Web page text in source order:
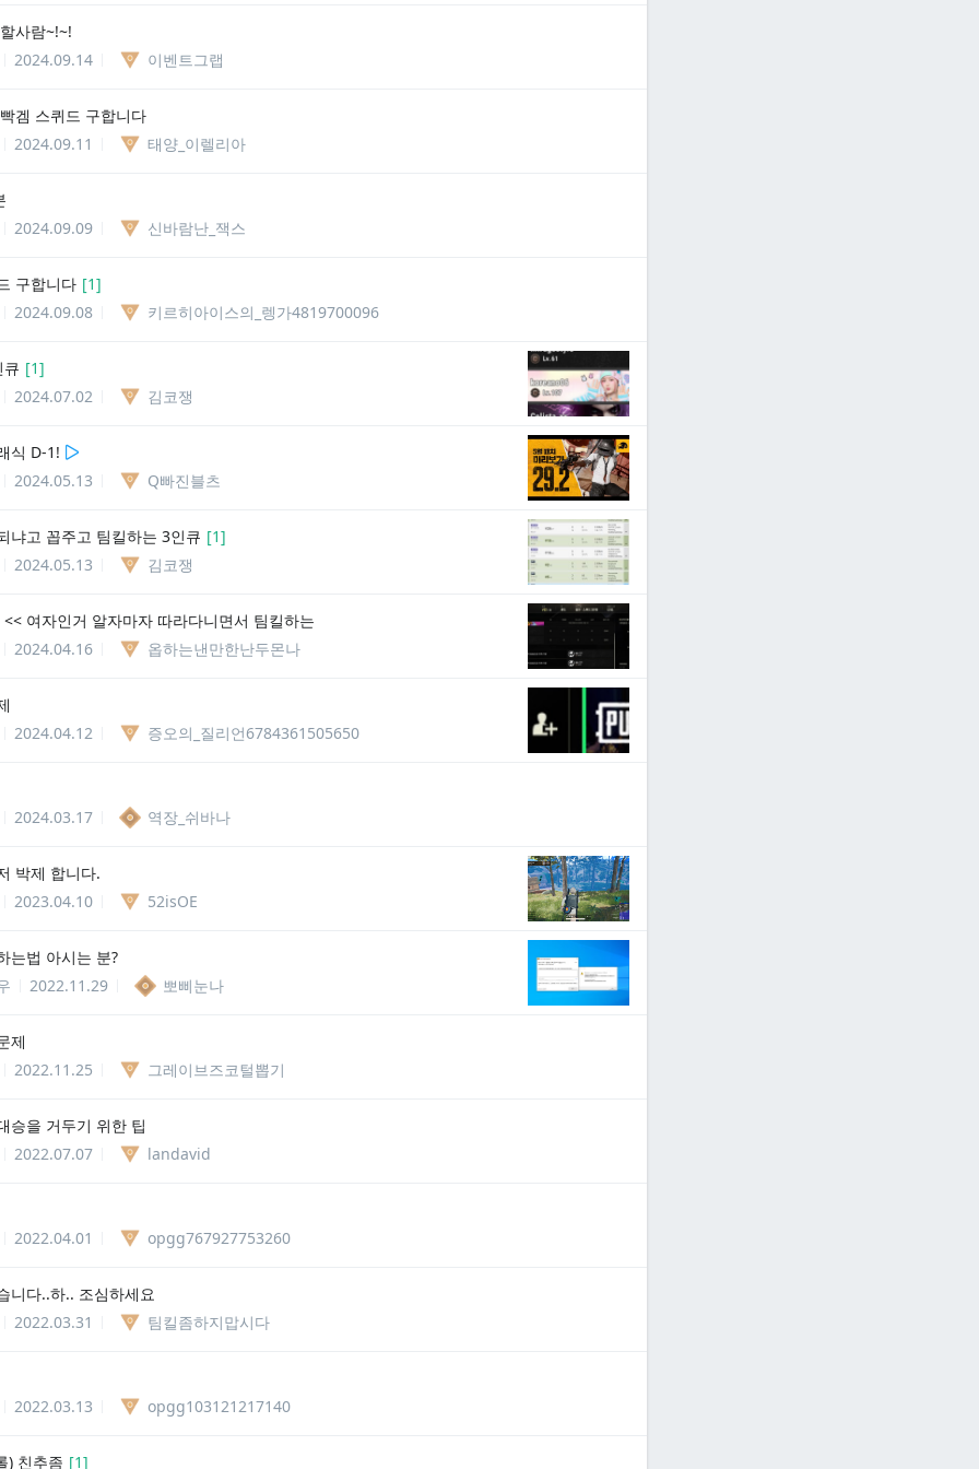
사람~!~!
2024.09.14
이벤트그랩
겜 스퀴드 구합니다
2024.09.11
태양_이렐리아
2024.09.09
신바람난_잭스
구합니다 [1]
2024.09.08
키르히아이스의_렝가4819700096
[1]
2024.07.02
김코쟁
식 D-1!
2024.05.13
Q빠진블츠
냐고 꼽주고 팀킬하는 3인큐 [1]
2024.05.13
김코쟁
여자인거 알자마자 따라다니면서 팀킬하는
2024.04.16
옵하는낸만한난두몬나
2024.04.12
증오의_질리언6784361505650
2024.03.17 역장_쉬바나
박제 합니다.
2023.04.10
52isOE
는법 아시는 분?
2022.11.29 뽀삐눈나
제
2022.11.25
그레이브즈코털뽑기
승을 거두기 위한 팁
2022.07.07
landavid
2022.04.01 opgg767927753260
니다..하.. 조심하세요
2022.03.31
팀킬좀하지맙시다
2022.03.13 opgg103121217140
) 친추좀 [1]